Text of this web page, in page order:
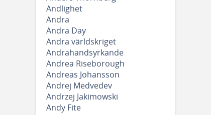
Andlighet
Andra
Andra Day
Andra världskriget
Andrahandsyrkande
Andrea Riseborough
Andreas Johansson
Andrej Medvedev
Andrzej Jakimowski
Andy Fite